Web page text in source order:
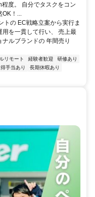
度。 自分でタスクをコン
OK！...
トの EC戦略立案から実行ま
を一貫して行い、 売上最
ルブランドの 年間売り
リモート 経験者歓迎
研修あり
手当あり
長期休暇あり